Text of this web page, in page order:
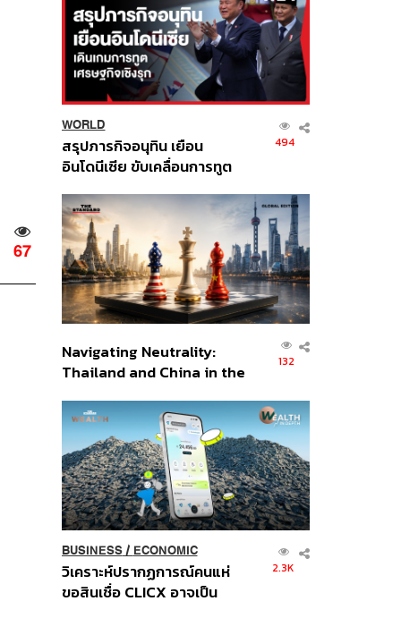
67
WORLD
สรุปภารกิจอนุทิน เยือน
อินโดนีเซีย ขับเคลื่อนการทูต
ส่วนยุทธศาสตร์ไทย –
อินโดนีเซีย
494
Navigating Neutrality:
Thailand and China in the
Order
132
BUSINESS/ ECONOMIC
วิเคราะห์ปรากฏการณ์คนแห่
ขอสินเชื่อ CLICX อาจเป็น
2.3K